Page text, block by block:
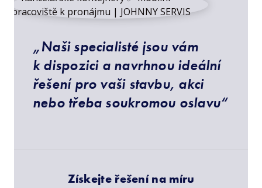
„Naši specialisté jsou vám
k dispozici a navrhnou ideální
řešení pro vaši stavbu, akci
nebo třeba soukromou oslavu“
Získejte řešení na míru